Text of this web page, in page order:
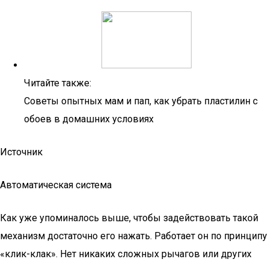
Читайте также:
Советы опытных мам и пап, как убрать пластилин с
обоев в домашних условиях
Источник
Автоматическая система
Как уже упоминалось выше, чтобы задействовать такой
механизм достаточно его нажать. Работает он по принципу
«клик-клак». Нет никаких сложных рычагов или других